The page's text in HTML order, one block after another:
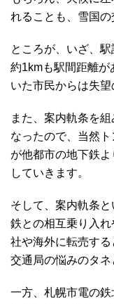
れることも、雪国の
ところが、いざ、
約1kmも駅間距離が
いた市民からは失望
また、案内軌条を
なったので、当然
が他都市の地下鉄
していきます。
そして、案内軌条
鉄との相互乗り入
社や海外に転売す
交通局の悩みのタネ
一方、札幌市電の